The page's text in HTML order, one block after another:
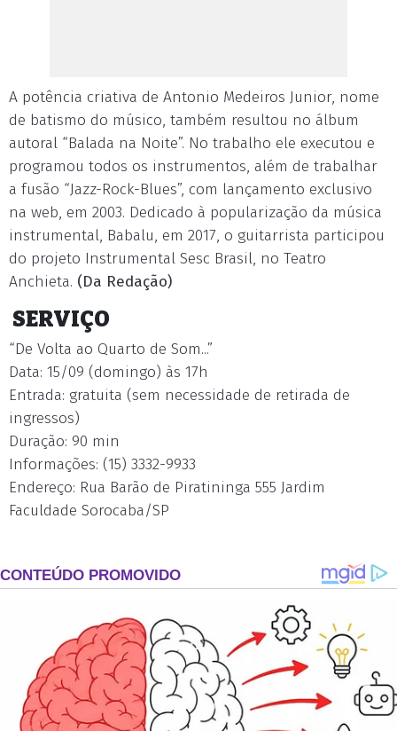
A potência criativa de Antonio Medeiros Junior, nome
de batismo do músico, também resultou no álbum
autoral “Balada na Noite”. No trabalho ele executou e
programou todos os instrumentos, além de trabalhar
a fusão “Jazz-Rock-Blues”, com lançamento exclusivo
na web, em 2003. Dedicado à popularização da música
instrumental, Babalu, em 2017, o guitarrista participou
do projeto Instrumental Sesc Brasil, no Teatro
Anchieta. (Da Redação)
SERVIÇO
“De Volta ao Quarto de Som...”
Data: 15/09 (domingo) às 17h
Entrada: gratuita (sem necessidade de retirada de
ingressos)
Duração: 90 min
Informações: (15) 3332-9933
Endereço: Rua Barão de Piratininga 555 Jardim
Faculdade Sorocaba/SP